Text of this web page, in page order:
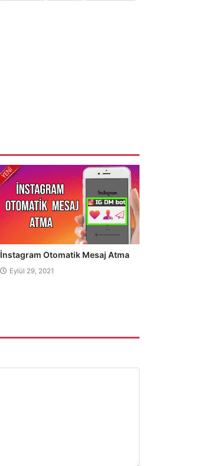
İnstagram Otomatik Mesaj Atma
Eylül 29, 2021